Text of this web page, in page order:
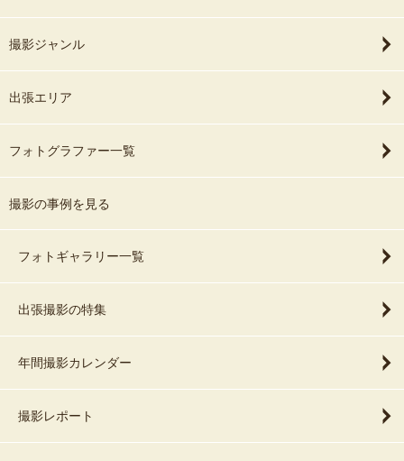
撮影ジャンル
出張エリア
フォトグラファー一覧
撮影の事例を見る
フォトギャラリー一覧
出張撮影の特集
年間撮影カレンダー
撮影レポート